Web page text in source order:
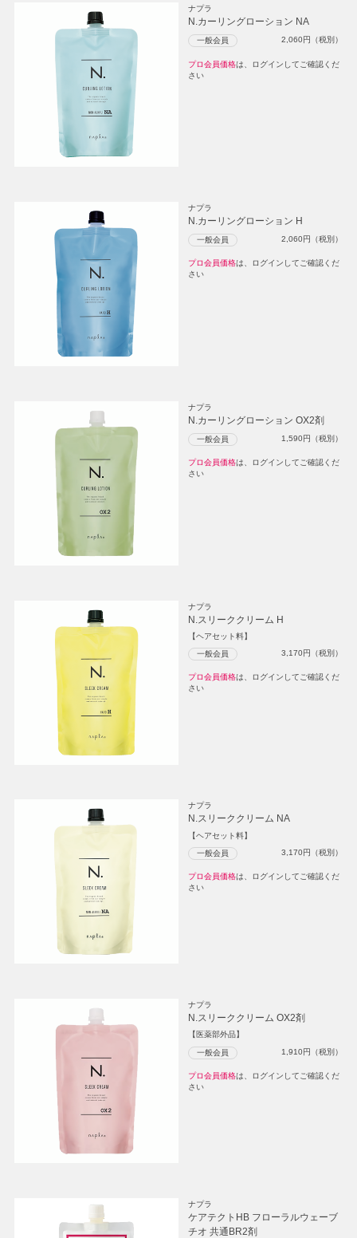
ナプラ
N.カーリングローション NA
一般会員 2,060円（税別）
プロ会員価格は、ログインしてご確認くだ
さい
ナプラ
N.カーリングローション H
一般会員 2,060円（税別）
プロ会員価格は、ログインしてご確認くだ
さい
ナプラ
N.カーリングローション OX2剤
一般会員 1,590円（税別）
プロ会員価格は、ログインしてご確認くだ
さい
ナプラ
N.スリーククリーム H
【ヘアセット料】
一般会員 3,170円（税別）
プロ会員価格は、ログインしてご確認くだ
さい
ナプラ
N.スリーククリーム NA
【ヘアセット料】
一般会員 3,170円（税別）
プロ会員価格は、ログインしてご確認くだ
さい
ナプラ
N.スリーククリーム OX2剤
【医薬部外品】
一般会員 1,910円（税別）
プロ会員価格は、ログインしてご確認くだ
さい
ナプラ
ケアテクトHB フローラルウェーブ
チオ 共通BR2剤